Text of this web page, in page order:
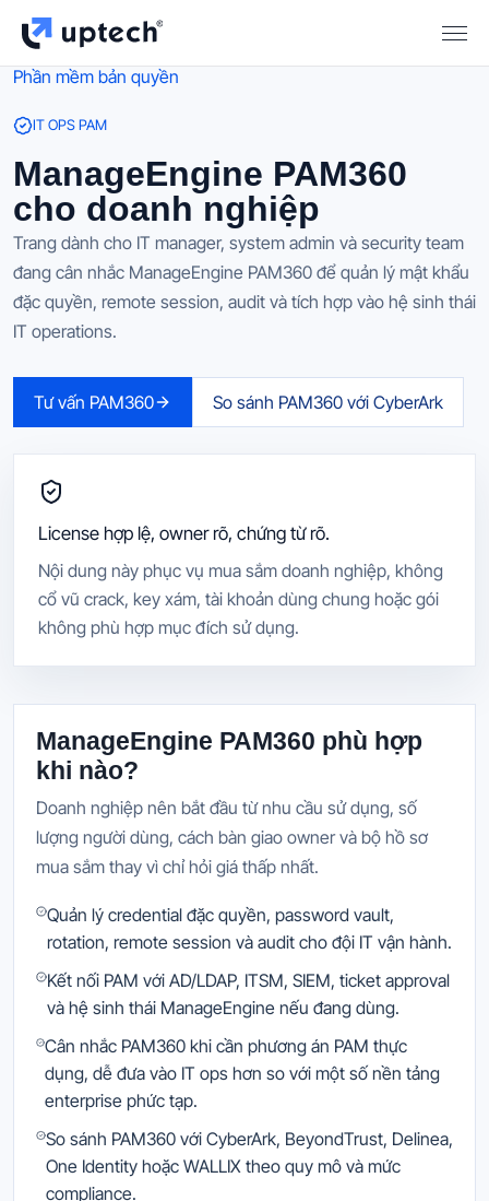
Phần mềm bản quyền
IT OPS PAM
ManageEngine PAM360
cho doanh nghiệp
Trang dành cho IT manager, system admin và security team
đang cân nhắc ManageEngine PAM360 để quản lý mật khẩu
đặc quyền, remote session, audit và tích hợp vào hệ sinh thái
IT operations.
Tư vấn PAM360 So sánh PAM360 với CyberArk
License hợp lệ, owner rõ, chứng từ rõ.
Nội dung này phục vụ mua sắm doanh nghiệp, không
cổ vũ crack, key xám, tài khoản dùng chung hoặc gói
không phù hợp mục đích sử dụng.
ManageEngine PAM360 phù hợp
khi nào?
Doanh nghiệp nên bắt đầu từ nhu cầu sử dụng, số
lượng người dùng, cách bàn giao owner và bộ hồ sơ
mua sắm thay vì chỉ hỏi giá thấp nhất.
Quản lý credential đặc quyền, password vault,
rotation, remote session và audit cho đội IT vận hành.
Kết nối PAM với AD/LDAP, ITSM, SIEM, ticket approval
và hệ sinh thái ManageEngine nếu đang dùng.
Cân nhắc PAM360 khi cần phương án PAM thực
dụng, dễ đưa vào IT ops hơn so với một số nền tảng
enterprise phức tạp.
So sánh PAM360 với CyberArk, BeyondTrust, Delinea,
One Identity hoặc WALLIX theo quy mô và mức
compliance.